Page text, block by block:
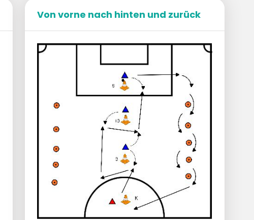
Von vorne nach hinten und zurück